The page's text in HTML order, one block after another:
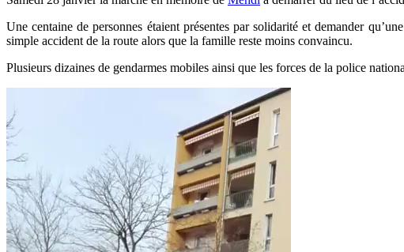
Une centaine de personnes étaient présentes par solidarité et demander
simple accident de la route alors que la famille reste moins convaincu.
Plusieurs dizaines de gendarmes mobiles ainsi que les forces de la police